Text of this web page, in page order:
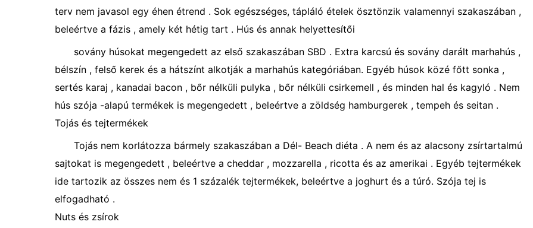
terv nem javasol egy éhen étrend . Sok egészséges, tápláló ételek ösztönzik valamennyi szakaszában ,
beleértve a fázis , amely két hétig tart . Hús és annak helyettesítői
sovány húsokat megengedett az első szakaszában SBD . Extra karcsú és sovány darált marhahús ,
bélszín , felső kerek és a hátszínt alkotják a marhahús kategóriában. Egyéb húsok közé főtt sonka ,
sertés karaj , kanadai bacon , bőr nélküli pulyka , bőr nélküli csirkemell , és minden hal és kagyló . Nem
hús szója -alapú termékek is megengedett , beleértve a zöldség hamburgerek , tempeh és seitan .
Tojás és tejtermékek
Tojás nem korlátozza bármely szakaszában a Dél- Beach diéta . A nem és az alacsony zsírtartalmú
sajtokat is megengedett , beleértve a cheddar , mozzarella , ricotta és az amerikai . Egyéb tejtermékek
ide tartozik az összes nem és 1 százalék tejtermékek, beleértve a joghurt és a túró. Szója tej is
elfogadható .
Nuts és zsírok